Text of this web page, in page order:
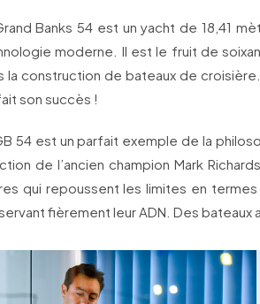
Banks 54 est un yacht de 18,41
moderne. Il est le fruit de
la construction de bateaux de
son succès !
54 est un parfait exemple de la
de l’ancien champion Mark
qui repoussent les limites en
fièrement leur ADN. Des bateaux